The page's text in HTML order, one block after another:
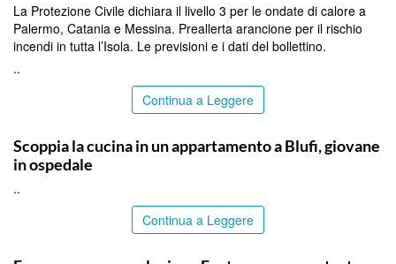
La Protezione Civile dichiara il livello 3 per le ondate di calore a
Palermo, Catania e Messina. Preallerta arancione per il rischio
incendi in tutta l’Isola. Le previsioni e i dati del bollettino.
..
Continua a Leggere
Scoppia la cucina in un appartamento a Blufi, giovane
in ospedale
..
Continua a Leggere